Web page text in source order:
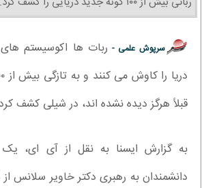
سرپوش علمی - ربات ها اکوسیستم
قبلاً هرگز دیده نشده اند، در شیلی کشف
به گزارش ایسنا به نقل از آی ای، یک
دانشمندان به رهبری دکتر خاویر سلانس از